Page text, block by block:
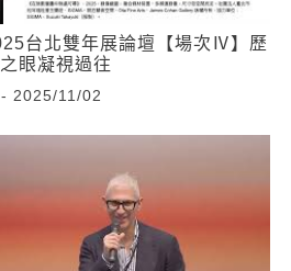
台北雙年展論壇【場次Ⅳ】歷
眼凝視過往
2025/11/02